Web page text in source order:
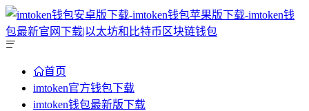
首页
imtoken官方钱包下载
imtoken钱包最新版下载